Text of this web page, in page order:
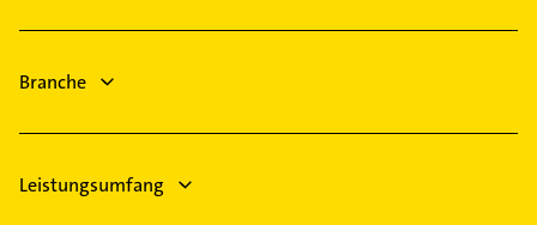
Möser
Egeln
Physiotherapie
Phoniatrie
Logopädie
Branche
Leistungsumfang